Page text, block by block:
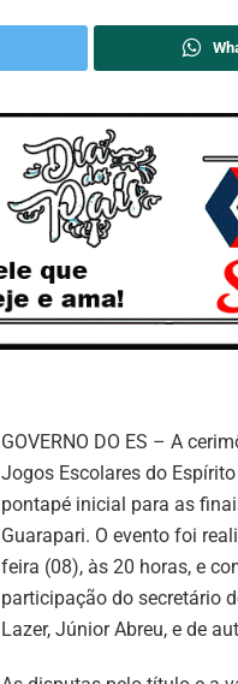
GOVERNO DO ES – A
Jogos Escolares do
pontapé inicial para as
Guarapari. O evento foi
feira (08), às 20 horas, e
participação do secretário
Lazer, Júnior Abreu, e de